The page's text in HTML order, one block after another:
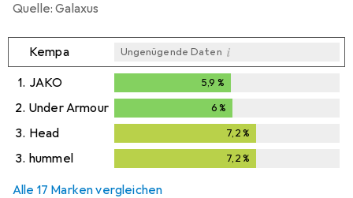
Quelle: Galaxus
Kempa Ungenügende Daten i
1. JAKO 5,9 %
2. Under Armour 6 %
3. Head 7,2 %
3. hummel 7,2 %
Alle 17 Marken vergleichen